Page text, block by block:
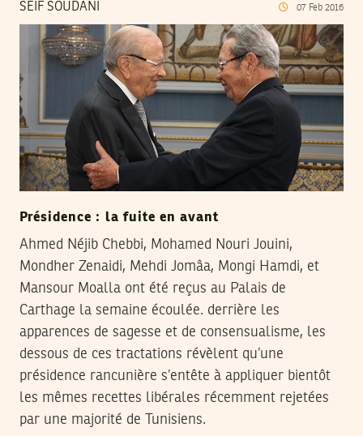
SEIF SOUDANI 07 Feb 2016
Présidence : la fuite en avant
Ahmed Néjib Chebbi, Mohamed Nouri Jouini,
Mondher Zenaidi, Mehdi Jomâa, Mongi Hamdi, et
Mansour Moalla ont été reçus au Palais de
Carthage la semaine écoulée. derrière les
apparences de sagesse et de consensualisme, les
dessous de ces tractations révèlent qu’une
présidence rancunière s’entête à appliquer bientôt
les mêmes recettes libérales récemment rejetées
par une majorité de Tunisiens.